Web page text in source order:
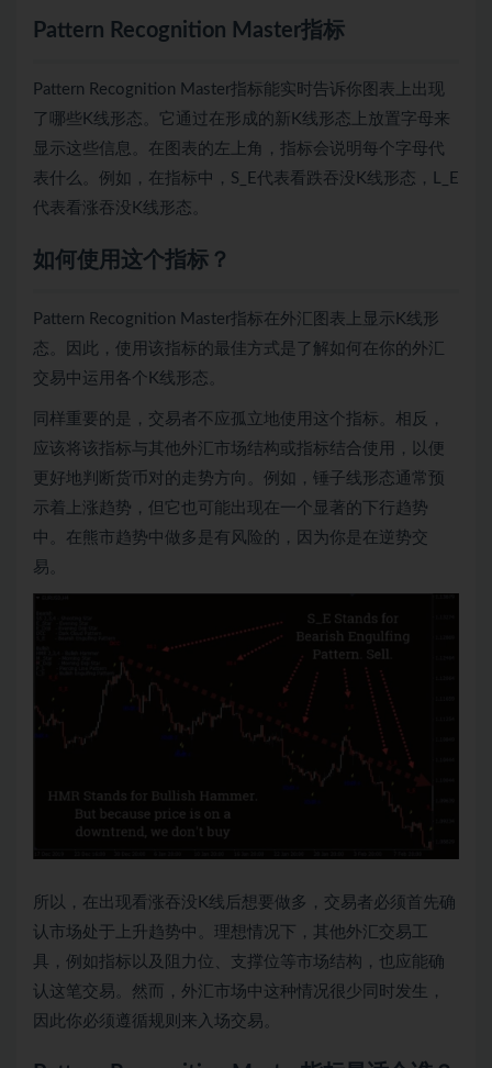
Pattern Recognition Master指标
Pattern Recognition Master指标能实时告诉你图表上出现
了哪些K线形态。它通过在形成的新K线形态上放置字母来
显示这些信息。在图表的左上角，指标会说明每个字母代
表什么。例如，在指标中，S_E代表看跌吞没K线形态，L_E
代表看涨吞没K线形态。
如何使用这个指标？
Pattern Recognition Master指标在外汇图表上显示K线形
态。因此，使用该指标的最佳方式是了解如何在你的外汇
交易中运用各个K线形态。
同样重要的是，交易者不应孤立地使用这个指标。相反，
应该将该指标与其他外汇市场结构或指标结合使用，以便
更好地判断货币对的走势方向。例如，锤子线形态通常预
示着上涨趋势，但它也可能出现在一个显著的下行趋势
中。在熊市趋势中做多是有风险的，因为你是在逆势交
易。
所以，在出现看涨吞没K线后想要做多，交易者必须首先确
认市场处于上升趋势中。理想情况下，其他外汇交易工
具，例如指标以及阻力位、支撑位等市场结构，也应能确
认这笔交易。然而，外汇市场中这种情况很少同时发生，
因此你必须遵循规则来入场交易。